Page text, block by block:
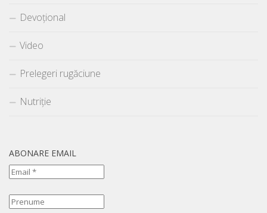
Devoțional
Video
Prelegeri rugăciune
Nutriție
ABONARE EMAIL